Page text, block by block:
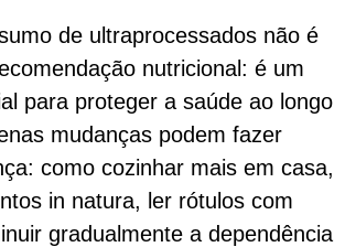
de ultraprocessados não é
nutricional: é um
para proteger a saúde ao longo
mudanças podem fazer
como cozinhar mais em casa,
in natura, ler rótulos com
gradualmente a dependência